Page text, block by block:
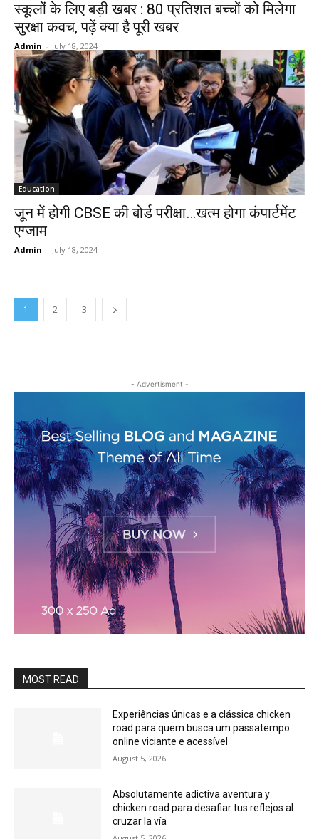
स्कूलों के लिए बड़ी खबर : 80 प्रतिशत बच्चों को मिलेगा
सुरक्षा कवच, पढ़ें क्या है पूरी खबर
Admin - July 18, 2024
Education
जून में होगी CBSE की बोर्ड परीक्षा…खत्म होगा कंपार्टमेंट
एग्जाम
Admin - July 18, 2024
1 2 3
- Advertisment -
MOST READ
Experiências únicas e a clássica chicken
road para quem busca um passatempo
online viciante e acessível
August 5, 2026
Absolutamente adictiva aventura y
chicken road para desafiar tus reflejos al
cruzar la vía